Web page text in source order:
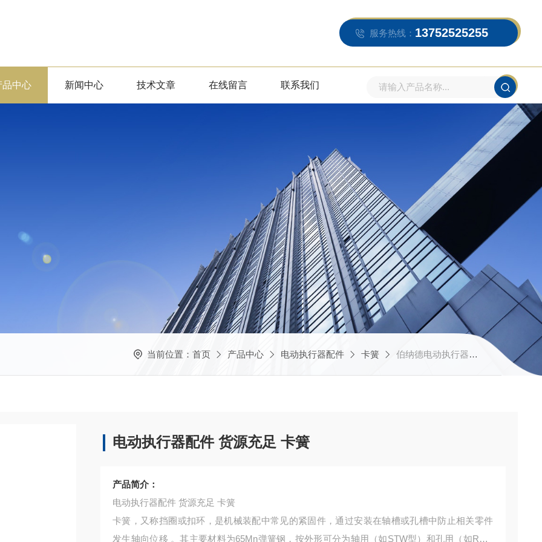
服务热线： 13752525255
品中心 新闻中心 技术文章 在线留言 联系我们
当前位置： 首页 产品中心 电动执行器配件 卡簧 伯纳德电动执行器配件 货源充足 卡簧
电动执行器配件 货源充足 卡簧
产品简介：
电动执行器配件 货源充足 卡簧
卡簧，又称挡圈或扣环，是机械装配中常见的紧固件，通过安装在轴槽或孔槽中防止相关零件
发生轴向位移 。其主要材料为65Mn弹簧钢，按外形可分为轴用（如STW型）和孔用（如RTW